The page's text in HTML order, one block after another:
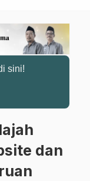
sini!
dan